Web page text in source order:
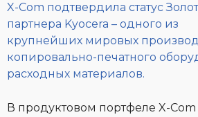
X-Com подтвердила статус
партнера Kyocera – одного из
крупнейших мировых
копировально-печатного
расходных материалов.
В продуктовом портфеле X-Com